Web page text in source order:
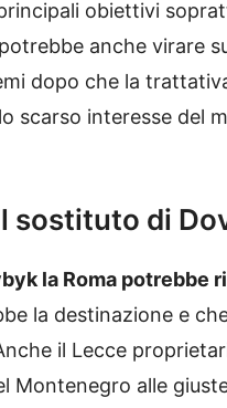
obiettivi
anche virare
dopo che la
scarso interesse del
sostituto di
la Roma potrebbe
la destinazione e
il Lecce
Montenegro alle